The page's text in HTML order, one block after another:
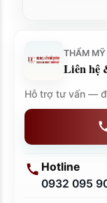
THẨM MỸ
Liên hệ
Hỗ trợ tư vấn —
Hotline
0932 095